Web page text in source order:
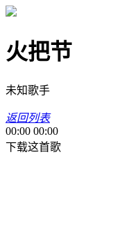
火把节
未知歌手
返回列表
00:00 00:00
下载这首歌